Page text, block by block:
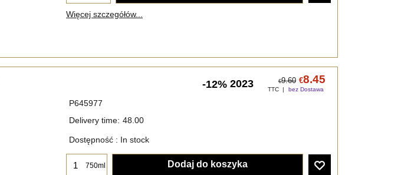
Więcej szczegółów...
-12% 2023 €9.60 €8.45
TTC bez Dostawa
P645977
Delivery time: 48.00
Dostępność : In stock
750ml Dodaj do koszyka